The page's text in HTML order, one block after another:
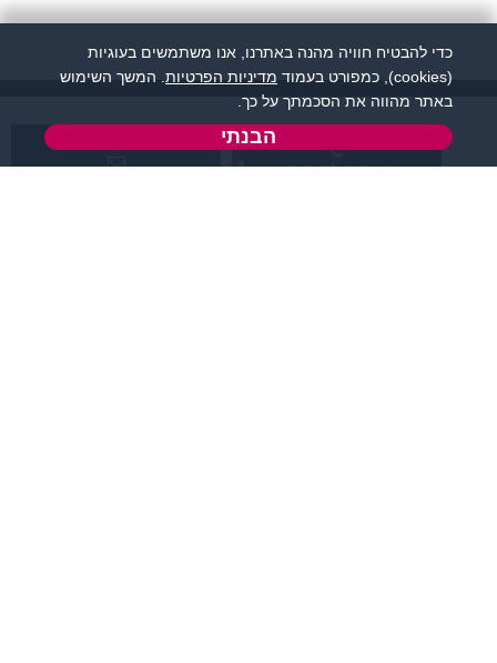
שירות לקוחות:
כדי להבטיח חוויה מהנה באתרנו, אנו משתמשים בעוגיות
(cookies), כמפורט בעמוד
מדיניות הפרטיות . המשך השימוש
באתר מהווה את הסכמתך על כך.
הבנתי